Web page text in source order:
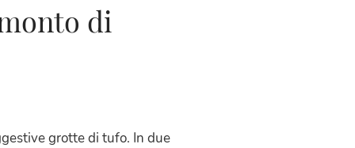
di
grotte di tufo. In due